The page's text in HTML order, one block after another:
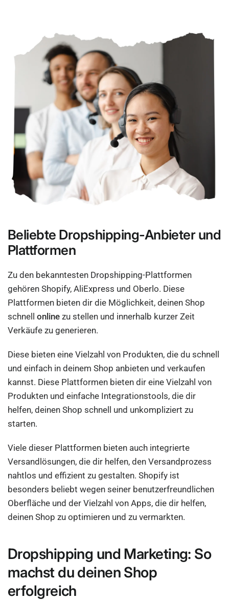
Beliebte Dropshipping-Anbieter und
Plattformen
Zu den bekanntesten Dropshipping-Plattformen
gehören Shopify, AliExpress und Oberlo. Diese
Plattformen bieten dir die Möglichkeit, deinen Shop
schnellonline zu stellen und innerhalb kurzer Zeit
Verkäufe zu generieren.
Diese bieten eine Vielzahl von Produkten, die du schnell
und einfach in deinem Shop anbieten und verkaufen
kannst. Diese Plattformen bieten dir eine Vielzahl von
Produkten und einfache Integrationstools, die dir
helfen, deinen Shop schnell und unkompliziert zu
starten.
Viele dieser Plattformen bieten auch integrierte
Versandlösungen, die dir helfen, den Versandprozess
nahtlos und effizient zu gestalten. Shopify ist
besonders beliebt wegen seiner benutzerfreundlichen
Oberfläche und der Vielzahl von Apps, die dir helfen,
deinen Shop zu optimieren und zu vermarkten.
Dropshipping und Marketing: So
machst du deinen Shop
erfolgreich